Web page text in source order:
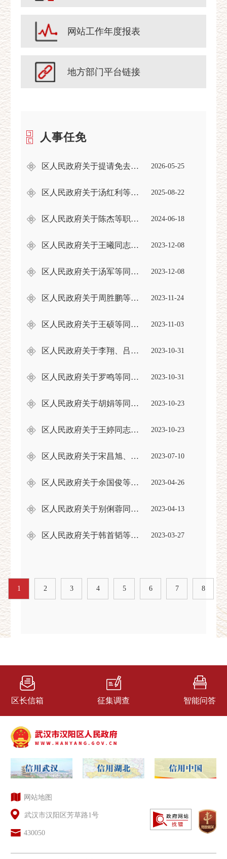
网站工作年度报表
地方部门平台链接
人事任免
区人民政府关于提请免去赵亮职务的议案 2026-05-25
区人民政府关于汤红利等免职的通知 2025-08-22
区人民政府关于陈杰等职务任免的通知 2024-06-18
区人民政府关于王曦同志免职的通知 2023-12-08
区人民政府关于汤军等同志职务任免的通知 2023-12-08
区人民政府关于周胜鹏等同志职务任免的通知 2023-11-24
区人民政府关于王硕等同志职务任免的通知 2023-11-03
区人民政府关于李翔、吕露同志职务任免的通知 2023-10-31
区人民政府关于罗鸣等同志免职的通知 2023-10-31
区人民政府关于胡娟等同志职务任免的通知 2023-10-23
区人民政府关于王婷同志免职的通知 2023-10-23
区人民政府关于宋昌旭、陈善福同志职务任免的通知 2023-07-10
区人民政府关于余国俊等同志职务任免的通知 2023-04-26
区人民政府关于别俐蓉同志任职的通知 2023-04-13
区人民政府关于韩首韬等同志职务任免的通知 2023-03-27
1 2 3 4 5 6 7 8
区长信箱 征集调查 智能问答
网站地图
武汉市汉阳区芳草路1号
430050